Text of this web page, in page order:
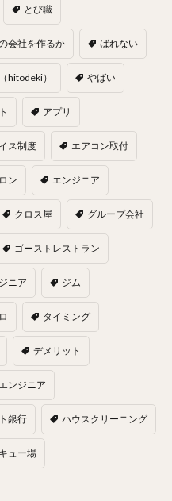
とび職
会社を作るか ばれない
hitodeki） やばい
アプリ
ス制度 エアコン取付
ン エンジニア
クロス屋 グループ会社
ゴーストレストラン
ニア ジム
タイミング
デメリット
ンジニア
銀行 ハウスクリーニング
ュー場